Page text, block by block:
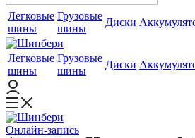
Легковые
шины
Грузовые
шины
Диски
Легковые
шины
Грузовые
шины
Диски
Онлайн-запись